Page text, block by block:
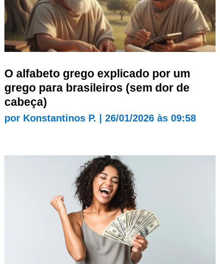
O alfabeto grego explicado por um
grego para brasileiros (sem dor de
cabeça)
por Konstantinos P. 26/01/2026 às 09:58